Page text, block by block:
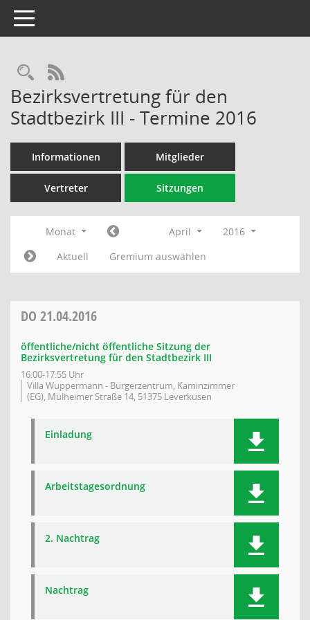
Toggle navigation
Rechercheauswahl
RSS-Feed
Bezirksvertretung für den
Stadtbezirk III - Termine 2016
Informationen Mitglieder
Vertreter Sitzungen
Monat April
2016
Aktuell
Gremium auswählen
DO 21.04.2016
öffentliche/nicht öffentliche Sitzung der
Bezirksvertretung für den Stadtbezirk III
16:00-17:55 Uhr
Villa Wuppermann - Bürgerzentrum, Kaminzimmer
(EG), Mülheimer Straße 14, 51375 Leverkusen
Einladung
Arbeitstagesordnung
2. Nachtrag
Nachtrag